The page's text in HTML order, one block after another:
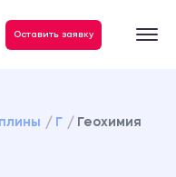
Оставить заявку
Г Геохимия